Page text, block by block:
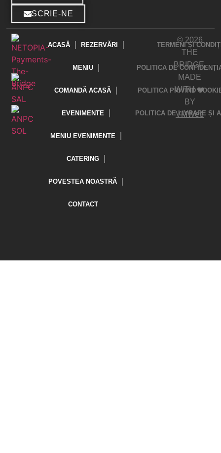
SCRIE-NE
ACASĂ REZERVĂRI
MENIU
COMANDĂ ACASĂ
EVENIMENTE
MENIU EVENIMENTE
CATERING
POVESTEA NOASTRĂ
CONTACT
TERMENI ȘI
POLITICA DE
POLITICA PRIVIND
POLITICA DE LIVRARE ȘI
© 2026
THE
BRIDGE.
MADE
WITH ❤️
BY
VMWeb